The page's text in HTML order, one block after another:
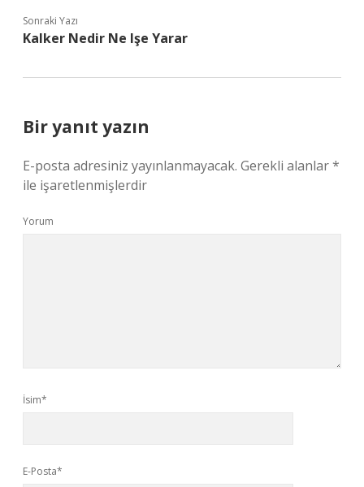
Sonraki Yazı
Kalker Nedir Ne Işe Yarar
Bir yanıt yazın
E-posta adresiniz yayınlanmayacak. Gerekli alanlar*
ile işaretlenmişlerdir
Yorum
İsim*
E-Posta*